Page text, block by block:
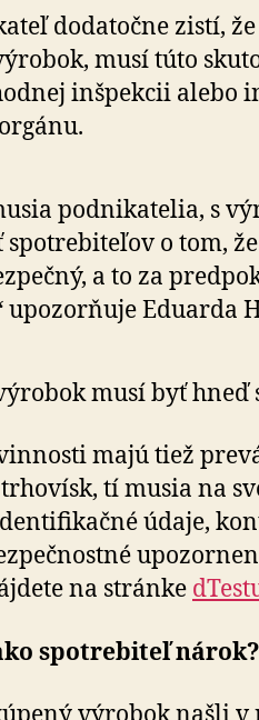
dodatočne zistí,
musí túto
inšpekcii alebo
podnikatelia, s
o tom,
a to za
upozorňuje Eduarda
musí byť
majú tiež
tí musia na
údaje,
na stránke
spotrebiteľ nárok?